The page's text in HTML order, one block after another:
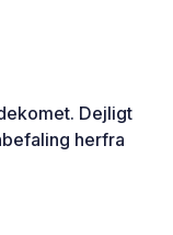
Dejligt
herfra